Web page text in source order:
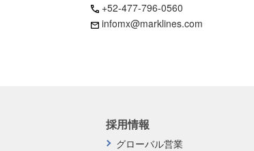
+52-477-796-0560
infomx@marklines.com
採用情報
グローバル営業